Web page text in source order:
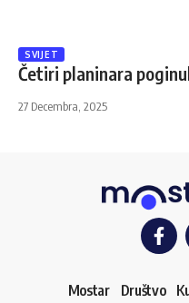
SVIJET
Četiri planinara
27 Decembra, 2025
Mostar Društvo